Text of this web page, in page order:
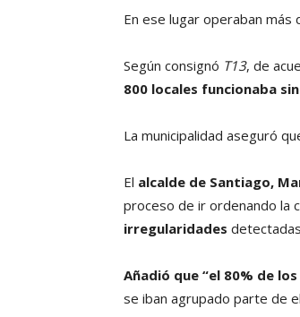
En ese lugar operaban más
Según consignó T13, de
800 locales funcionaba
La municipalidad aseguró
El alcalde de Santiago,
proceso de ir ordenando la
irregularidades
Añadió que “el 80% de
se iban agrupado parte de